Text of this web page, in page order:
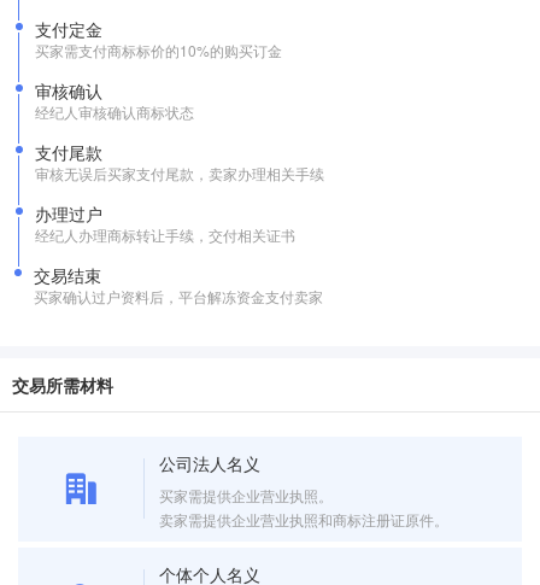
支付定金
买家需支付商标标价的10%的购买订金
审核确认
经纪人审核确认商标状态
支付尾款
审核无误后买家支付尾款，卖家办理相关手续
办理过户
经纪人办理商标转让手续，交付相关证书
交易结束
买家确认过户资料后，平台解冻资金支付卖家
交易所需材料
公司法人名义
买家需提供企业营业执照。
卖家需提供企业营业执照和商标注册证原件。
个体个人名义